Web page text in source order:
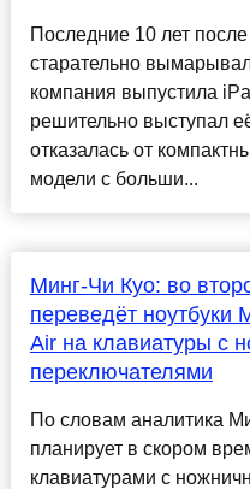
Последние 10 лет
старательно
компания выпустила
решительно выступал
отказалась от
модели с больши...
Минг-Чи Куо: во
переведёт ноутбуки
Air на клавиатуры с
переключателями
По словам аналитика
планирует в скором
клавиатурами с